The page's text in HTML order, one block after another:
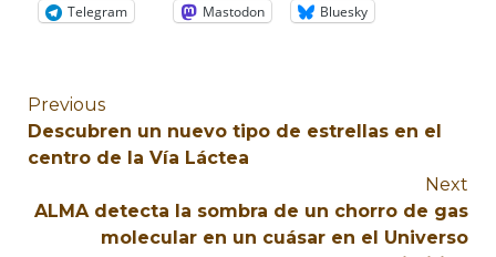
Telegram
Mastodon Bluesky
Previous
Descubren un nuevo tipo de estrellas en el
centro de la Vía Láctea
Next
ALMA detecta la sombra de un chorro de gas
molecular en un cuásar en el Universo